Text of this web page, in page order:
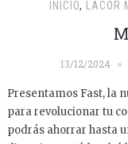
INICIO, LACOR
13/12/2024
Presentamos Fast, la
para revolucionar tu
podrás ahorrar hasta